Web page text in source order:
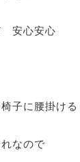
安心安心
子に腰掛ける
なので